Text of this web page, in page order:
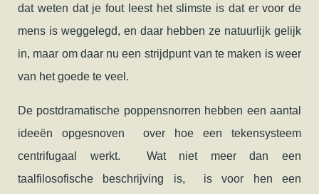
dat weten dat je fout leest het slimste is dat er voor de
mens is weggelegd, en daar hebben ze natuurlijk gelijk
in, maar om daar nu een strijdpunt van te maken is weer
van het goede te veel.
De postdramatische poppensnorren hebben een aantal
ideeën opgesnoven over hoe een tekensysteem
centrifugaal werkt. Wat niet meer dan een
taalfilosofische beschrijving is, is voor hen een